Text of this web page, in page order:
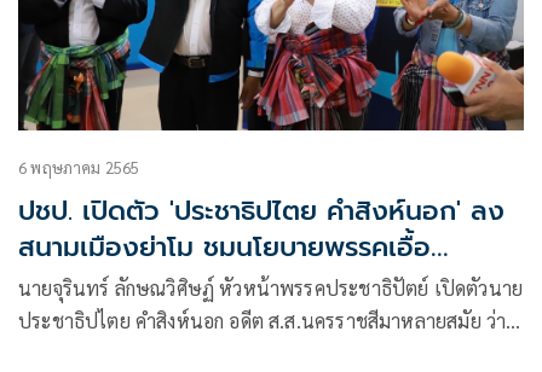
6 พฤษภาคม 2565
ปชป. เปิดตัว 'ประชาธิปไตย คำสิงห์นอก' ลง
สนามเมืองย่าโม ชมนโยบายพรรคเอื้อ
เกษตรกร
นายจุรินทร์ ลักษณวิศิษฏ์ หัวหน้าพรรคประชาธิปัตย์ เปิดตัวนาย
ประชาธิปไตย คำสิงห์นอก อดีต ส.ส.นครราชสีมาหลายสมัย ว่า